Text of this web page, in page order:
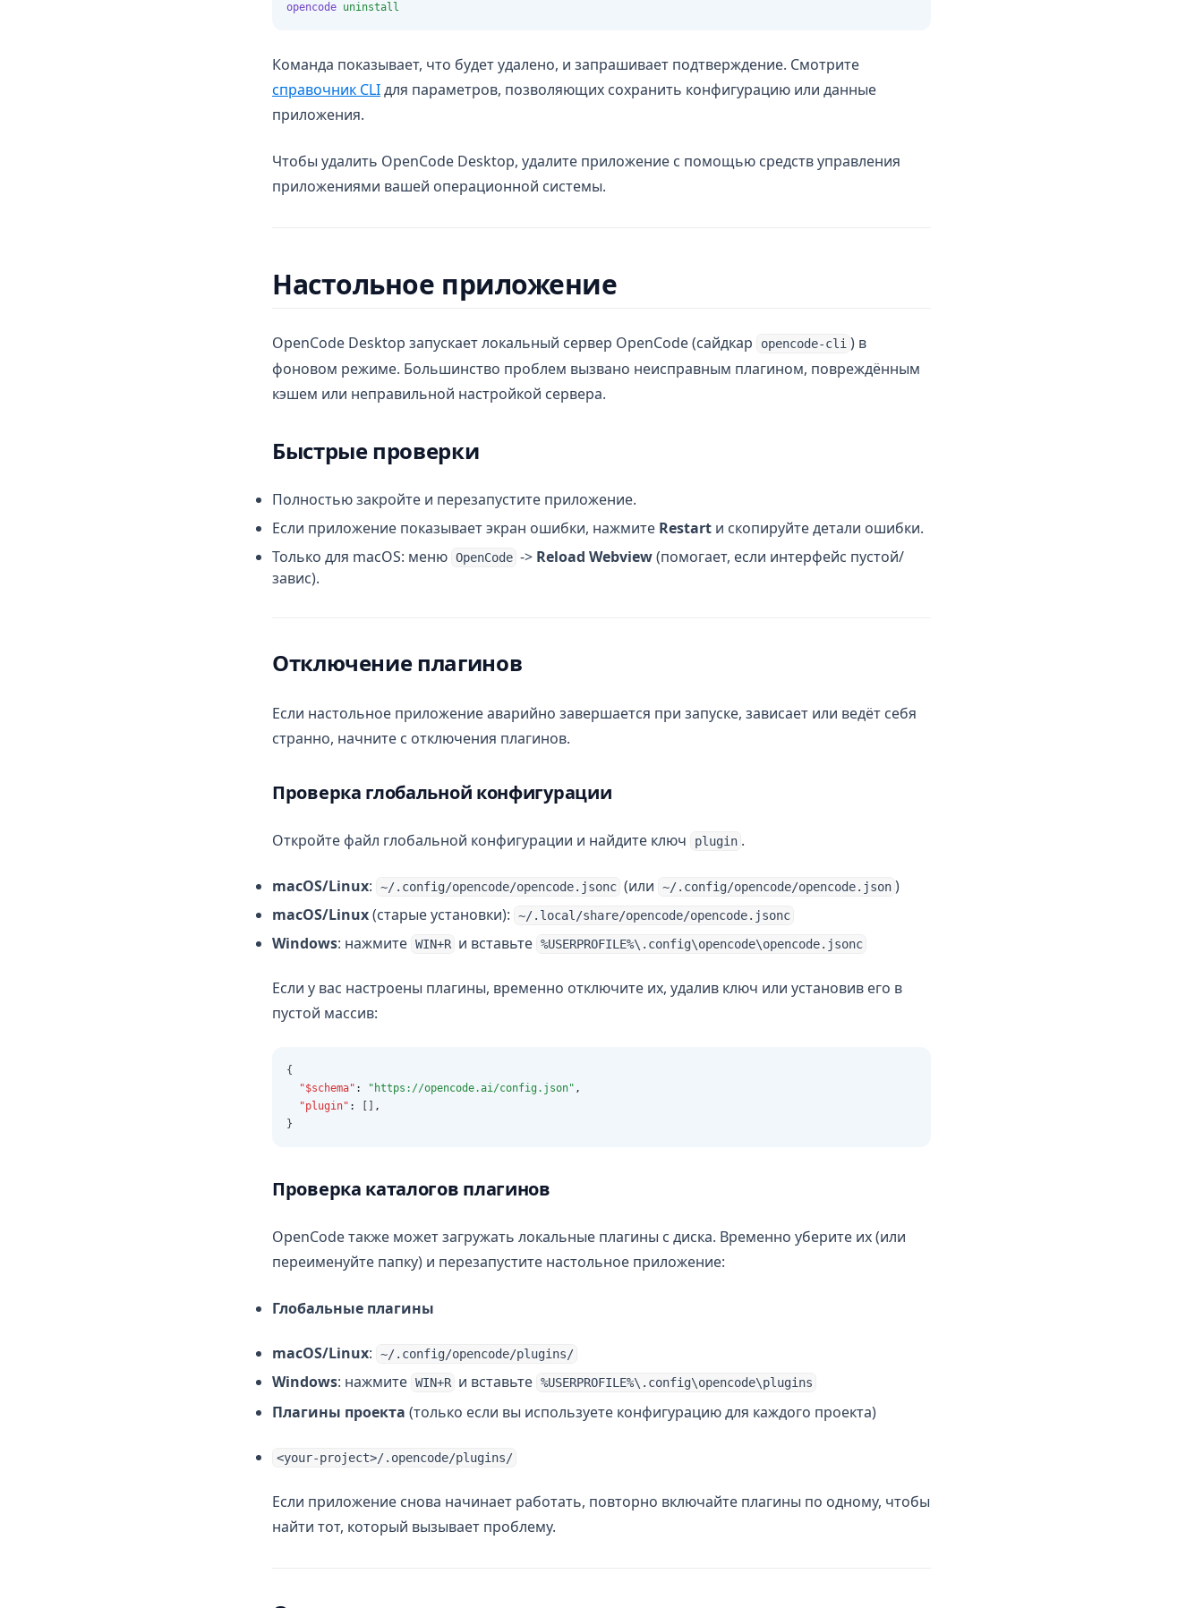
opencode uninstall
Команда показывает, что будет удалено, и запрашивает подтверждение. Смотрите
справочник CLIдля параметров, позволяющих сохранить конфигурацию или данные
приложения.
Чтобы удалить OpenCode Desktop, удалите приложение с помощью средств управления
приложениями вашей операционной системы.
Настольное приложение
OpenCode Desktop запускает локальный сервер OpenCode (сайдкар opencode-cli ) в
фоновом режиме. Большинство проблем вызвано неисправным плагином, повреждённым
кэшем или неправильной настройкой сервера.
Быстрые проверки
Полностью закройте и перезапустите приложение.
Если приложение показывает экран ошибки, нажмите Restart и скопируйте детали ошибки.
Только для macOS: меню OpenCode -> Reload Webview(помогает, если интерфейс пустой/
завис).
Отключение плагинов
Если настольное приложение аварийно завершается при запуске, зависает или ведёт себя
странно, начните с отключения плагинов.
Проверка глобальной конфигурации
Откройте файл глобальной конфигурации и найдите ключ plugin .
macOS/Linux: ~/.config/opencode/opencode.jsonc (или ~/.config/opencode/opencode.json )
macOS/Linux(старые установки): ~/.local/share/opencode/opencode.jsonc
Windows: нажмите WIN+R и вставьте %USERPROFILE%\.config\opencode\opencode.jsonc
Если у вас настроены плагины, временно отключите их, удалив ключ или установив его в
пустой массив:
{
"$schema" : "https://opencode.ai/config.json" ,
"plugin" :
,
}
Проверка каталогов плагинов
OpenCode также может загружать локальные плагины с диска. Временно уберите их (или
переименуйте папку) и перезапустите настольное приложение:
Глобальные плагины
macOS/Linux: ~/.config/opencode/plugins/
Windows: нажмите WIN+R и вставьте %USERPROFILE%\.config\opencode\plugins
Плагины проекта (только если вы используете конфигурацию для каждого проекта)
<your-project>/.opencode/plugins/
Если приложение снова начинает работать, повторно включайте плагины по одному, чтобы
найти тот, который вызывает проблему.